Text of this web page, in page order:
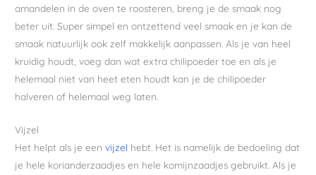
amandelen in de oven te roosteren, breng je de smaak nog
beter uit. Super simpel en ontzettend veel smaak en je kan de
smaak natuurlijk ook zelf makkelijk aanpassen. Als je van heel
kruidig houdt, voeg dan wat extra chilipoeder toe en als je
helemaal niet van heet eten houdt kan je de chilipoeder
halveren of helemaal weg laten.
Vijzel
Het helpt als je eenvijzel hebt. Het is namelijk de bedoeling dat
je hele korianderzaadjes en hele komijnzaadjes gebruikt. Als je